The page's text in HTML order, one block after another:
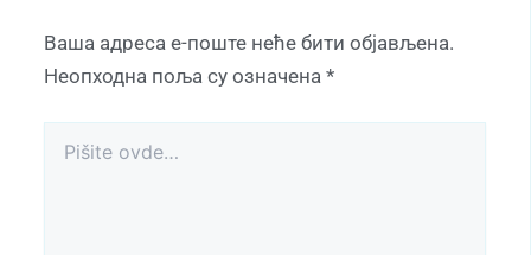
Ваша адреса е-поште неће бити објављена.
Неопходна поља су означена *